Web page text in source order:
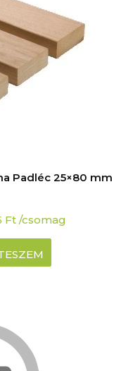
Padléc 25×80 mm
Ft /csomag